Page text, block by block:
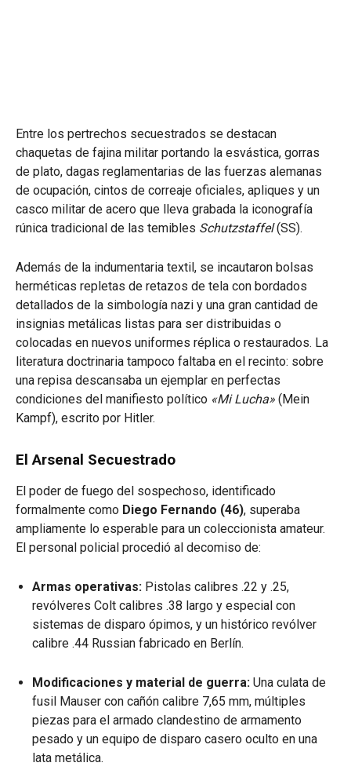
Entre los pertrechos secuestrados se destacan
chaquetas de fajina militar portando la esvástica, gorras
de plato, dagas reglamentarias de las fuerzas alemanas
de ocupación, cintos de correaje oficiales, apliques y un
casco militar de acero que lleva grabada la iconografía
rúnica tradicional de las temibles Schutzstaffel(SS).
Además de la indumentaria textil, se incautaron bolsas
herméticas repletas de retazos de tela con bordados
detallados de la simbología nazi y una gran cantidad de
insignias metálicas listas para ser distribuidas o
colocadas en nuevos uniformes réplica o restaurados. La
literatura doctrinaria tampoco faltaba en el recinto: sobre
una repisa descansaba un ejemplar en perfectas
condiciones del manifiesto político «Mi Lucha» (Mein
Kampf), escrito por Hitler.
El Arsenal Secuestrado
El poder de fuego del sospechoso, identificado
formalmente como Diego Fernando (46), superaba
ampliamente lo esperable para un coleccionista amateur.
El personal policial procedió al decomiso de:
Armas operativas: Pistolas calibres .22 y .25,
revólveres Colt calibres .38 largo y especial con
sistemas de disparo ópimos, y un histórico revólver
calibre .44 Russian fabricado en Berlín.
Modificaciones y material de guerra: Una culata de
fusil Mauser con cañón calibre 7,65 mm, múltiples
piezas para el armado clandestino de armamento
pesado y un equipo de disparo casero oculto en una
lata metálica.